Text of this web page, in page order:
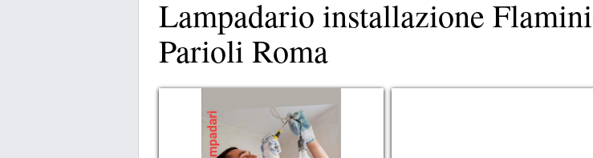
Lampadario installazione
Parioli Roma